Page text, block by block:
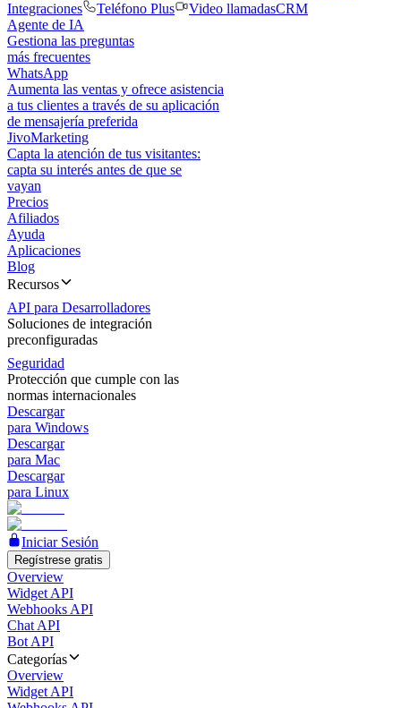
Integraciones
Teléfono Plus Video llamadasCRM
Agente de IA
Gestiona las preguntas
más frecuentes
WhatsApp
Aumenta las ventas y ofrece asistencia
a tus clientes a través de su aplicación
de mensajería preferida
JivoMarketing
Capta la atención de tus visitantes:
capta su interés antes de que se
vayan
Precios
Afiliados
Ayuda
Aplicaciones
Blog
Recursos
API para Desarrolladores
Soluciones de integración
preconfiguradas
Seguridad
Protección que cumple con las
normas internacionales
Descargar
para Windows
Descargar
para Mac
Descargar
para Linux
Iniciar Sesión
Regístrese gratis
Overview
Widget API
Webhooks API
Chat API
Bot API
Categorías
Overview
Widget API